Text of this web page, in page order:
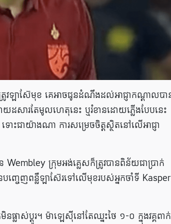
វ​ឡាស៊ែ​មុខ គេ​អាច​ជូន​ដំណឹង​ដល់​អាជ្ញាកណ្តាល​ប
ដសារតែមូលហេតុនេះ ឬរំខាន​ដោយ​ភ្លើងបែបនេះ
ះ​ជា​យ៉ាង​ណា ការ​សម្រេច​ចិត្ត​ស្ថិត​នៅ​លើ​អាជ្ញា
Wembley ក្រុមអង់គ្លេសក៏ត្រូវបានពិន័យជាប្រាក់
ញ្ចេញពន្លឺឡាស៊ែរទៅលើមុខរបស់អ្នកចាំទី Kasper
លាស់ប្តូរ។ ម៉ាឡេស៊ី​នៅតែ​ឈ្នះ​ថៃ ១-០ ក្នុង​វគ្គ​ពាក់